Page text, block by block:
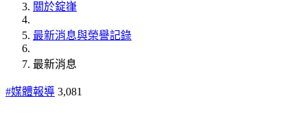
關於錠嵂
最新消息與榮譽記錄
最新消息
#媒體報導 3,081